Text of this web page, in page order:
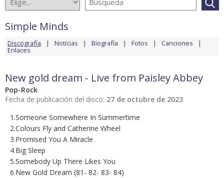
Simple Minds
Discografía Noticias Biografía Fotos Canciones
Enlaces
New gold dream - Live from Paisley Abbey
Pop-Rock
Fecha de publicación del disco: 27 de octubre de 2023
1.Someone Somewhere In Summertime
2.Colours Fly and Catherine Wheel
3.Promised You A Miracle
4.Big Sleep
5.Somebody Up There Likes You
6.New Gold Dream (81- 82- 83- 84)